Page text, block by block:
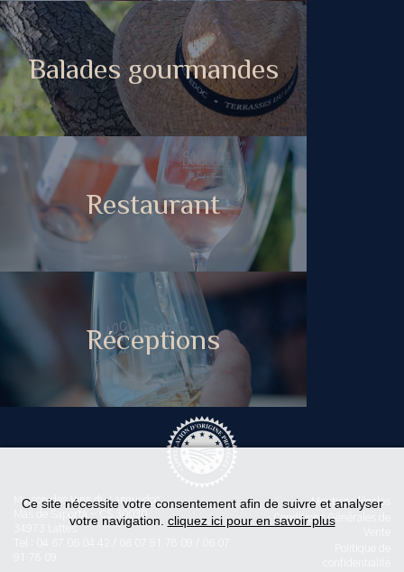
Balades gourmandes
Restaurant
Réceptions
Maison des Vins du Languedoc
Mas de Saporta - CS 30030
Mentions légales
Conditions Générales de
Ce site nécessite votre consentement afin de suivre et analyser
votre navigation. cliquez ici pour en savoir plus